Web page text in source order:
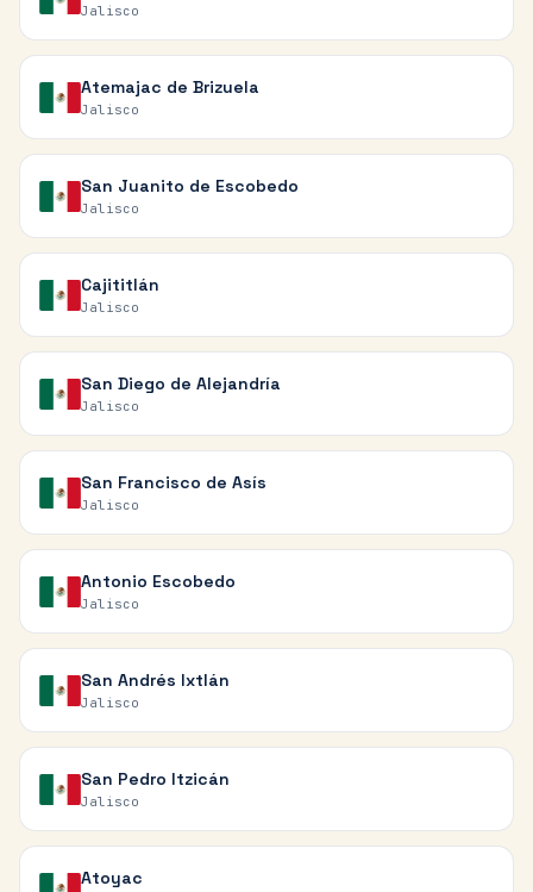
Jalisco
Atemajac de Brizuela
Jalisco
San Juanito de Escobedo
Jalisco
Cajititlán
Jalisco
San Diego de Alejandría
Jalisco
San Francisco de Asís
Jalisco
Antonio Escobedo
Jalisco
San Andrés Ixtlán
Jalisco
San Pedro Itzicán
Jalisco
Atoyac